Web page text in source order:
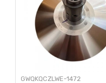
GWQKQCZLWE-1472